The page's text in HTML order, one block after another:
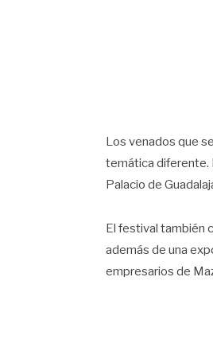
Los venados que
temática diferente.
Palacio de
El festival también
además de una
empresarios de